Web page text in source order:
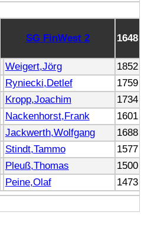
SG FinWest 2 1648
Weigert,Jörg
1852
Ryniecki,Detlef
1759
Kropp,Joachim
1734
Nackenhorst,Frank
1601
Jackwerth,Wolfgang
1688
Stindt,Tammo
1577
Pleuß,Thomas
1500
Peine,Olaf 1473